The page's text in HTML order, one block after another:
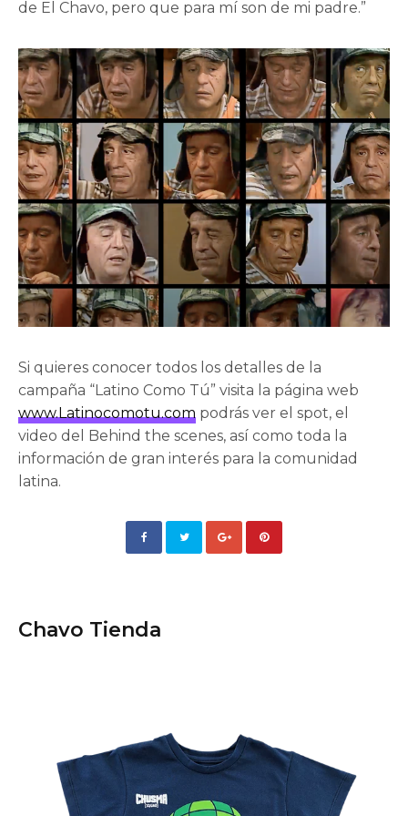
de El Chavo, pero que para mí son de mi padre.”
Si quieres conocer todos los detalles de la
campaña “Latino Como Tú” visita la página web
www.Latinocomotu.com podrás ver el spot, el
video del Behind the scenes, así como toda la
información de gran interés para la comunidad
latina.
Chavo Tienda